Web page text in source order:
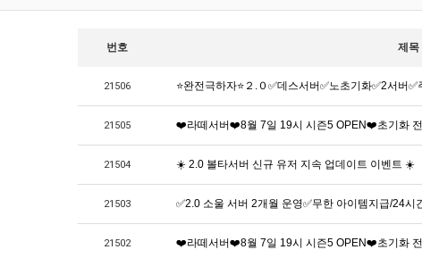
번호 제목
21506 ⭐️완전극하자⭐️２.０✅데스서버✅노초기화✅2서버
21505 ❤️라떼서버❤️8월 7일 19시 시즌5 OPEN❤️초기화
21504 ☀️ 2.0 볼타서버 신규 유저 지속 업데이트 이벤트 ☀️
21503 ✅2.0 소울 서버 2개월 운영✅무한 아이템지급/24시
21502 ❤️라떼서버❤️8월 7일 19시 시즌5 OPEN❤️초기화